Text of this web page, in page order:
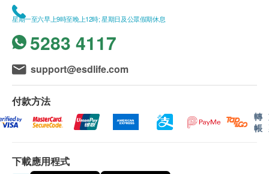
星期一至六早上9時至晚上12時; 星期日及公眾假期休息
5283 4117
support@esdlife.com
付款方法
轉
帳
下載應用程式